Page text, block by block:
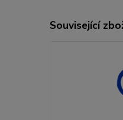
Související